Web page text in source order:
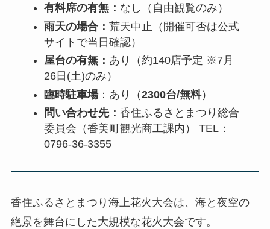
有料席の有無： なし（自由観覧のみ）
雨天の場合： 荒天中止（開催可否は公式
サイトで当日確認）
屋台の有無： あり（約140店予定 ※7月
26日(土)のみ）
臨時駐車場：あり（2300台/無料）
問い合わせ先： 香住ふるさとまつり総合
委員会（香美町観光商工課内） TEL：
0796-36-3355
香住ふるさとまつり海上花火大会は、海と夜空の
絶景を舞台にした大規模な花火大会です。